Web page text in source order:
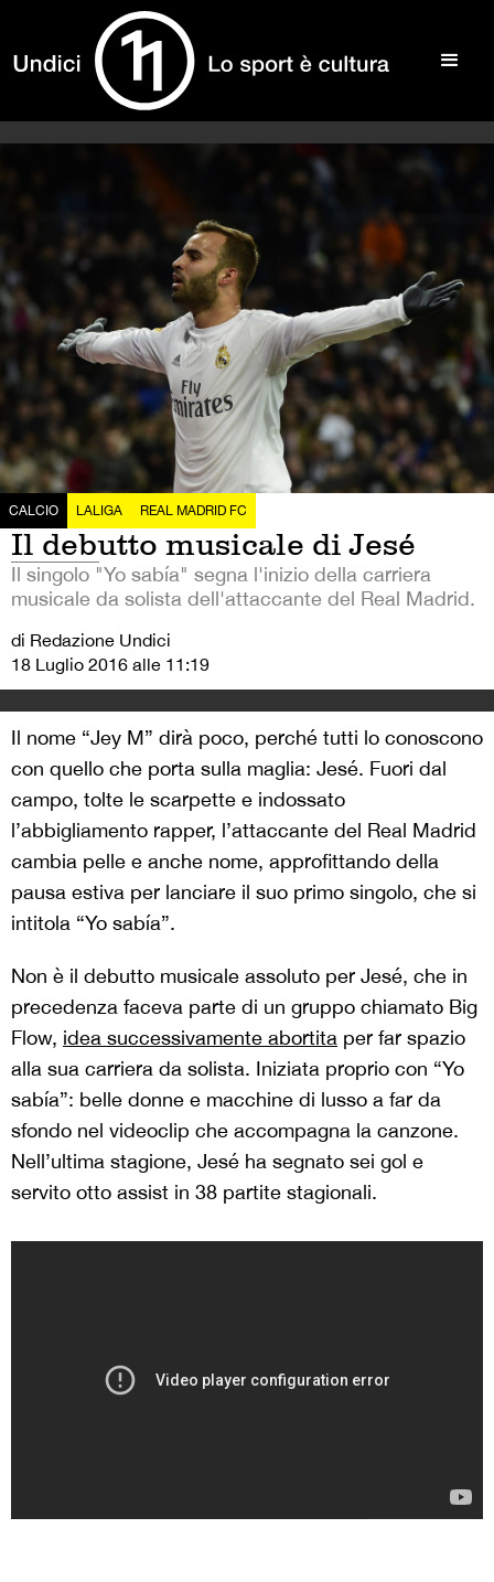
CALCIO LALIGA REAL MADRID FC
Il debutto musicale di Jesé
Il singolo "Yo sabía" segna l'inizio della carriera
musicale da solista dell'attaccante del Real Madrid.
di Redazione Undici
18 Luglio 2016 alle 11:19
Il nome “Jey M” dirà poco, perché tutti lo conoscono
con quello che porta sulla maglia: Jesé. Fuori dal
campo, tolte le scarpette e indossato
l’abbigliamento rapper, l’attaccante del Real Madrid
cambia pelle e anche nome, approfittando della
pausa estiva per lanciare il suo primo singolo, che si
intitola “Yo sabía”.
Non è il debutto musicale assoluto per Jesé, che in
precedenza faceva parte di un gruppo chiamato Big
Flow, idea successivamente abortita per far spazio
alla sua carriera da solista. Iniziata proprio con “Yo
sabía”: belle donne e macchine di lusso a far da
sfondo nel videoclip che accompagna la canzone.
Nell’ultima stagione, Jesé ha segnato sei gol e
servito otto assist in 38 partite stagionali.